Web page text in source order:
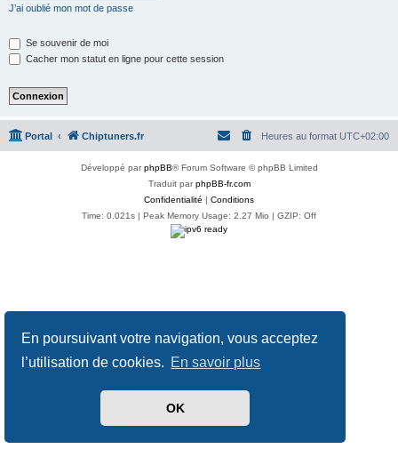
En poursuivant votre navigation, vous acceptez
l’utilisation de cookies. En savoir plus
OK
J’ai oublié mon mot de passe
Se souvenir de moi
Cacher mon statut en ligne pour cette session
Portal Chiptuners.fr Heures au format UTC+02:00
Développé parphpBB® Forum Software © phpBB Limited
Traduit parphpBB-fr.com
Confidentialité | Conditions
Time: 0.021s | Peak Memory Usage: 2.27 Mio | GZIP: Off